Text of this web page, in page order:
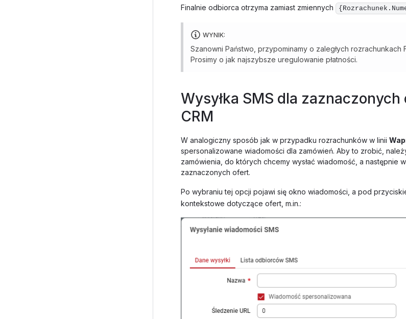
Finalnie odbiorca otrzyma zamiast zmiennych
WYNIK:
Szanowni Państwo, przypominamy o zaległych rozrachunkach
Prosimy o jak najszybsze uregulowanie płatności.
Wysyłka SMS dla
CRM
W analogiczny sposób jak w przypadku rozrachunków w linii
spersonalizowane wiadomości dla zamówień. Aby to zrobić,
zamówienia, do których chcemy wysłać wiadomość, a następnie
zaznaczonych ofert.
Po wybraniu tej opcji pojawi się okno wiadomości, a pod
kontekstowe dotyczące ofert, m.in.: